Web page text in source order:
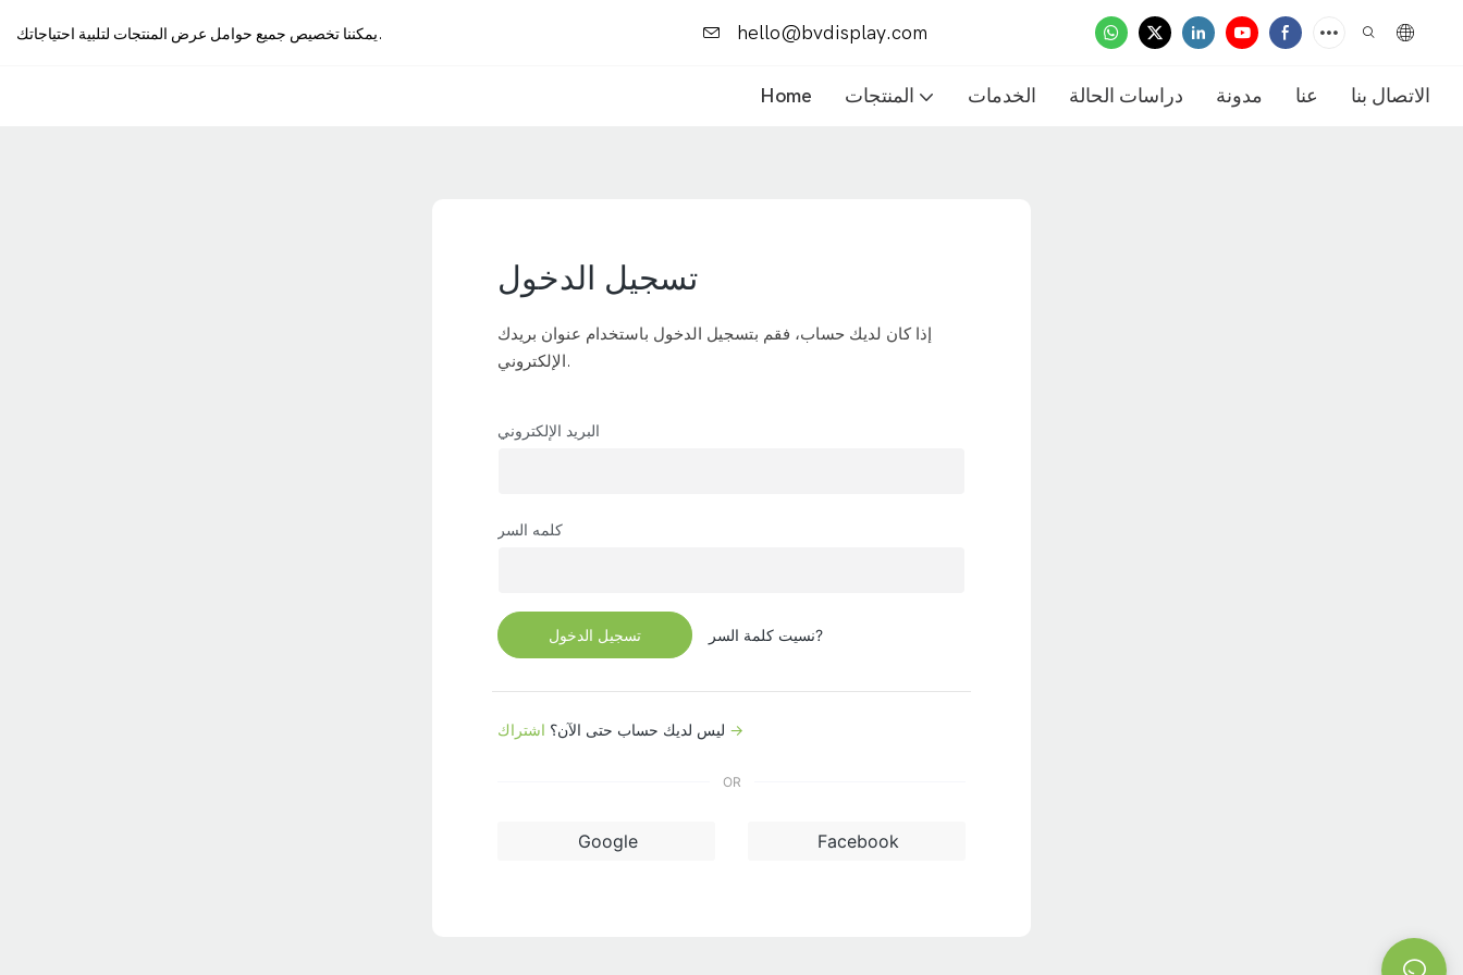
يمكننا تخصيص جميع حوامل عرض المنتجات لتلبية احتياجاتك. hello@bvdisplay.com
Home المنتجات الخدمات دراسات الحالة مدونة عنا الاتصال بنا
تسجيل الدخول
إذا كان لديك حساب، فقم بتسجيل الدخول باستخدام عنوان بريدك
الإلكتروني.
البريد الإلكتروني
كلمه السر
تسجيل الدخول نسيت كلمة السر?
ليس لديك حساب حتى الآن؟ اشتراك →
OR
Google Facebook